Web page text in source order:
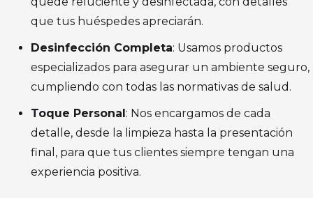
que tus huéspedes apreciarán.
Desinfección Completa: Usamos productos
especializados para asegurar un ambiente seguro,
cumpliendo con todas las normativas de salud.
Toque Personal : Nos encargamos de cada
detalle, desde la limpieza hasta la presentación
final, para que tus clientes siempre tengan una
experiencia positiva.